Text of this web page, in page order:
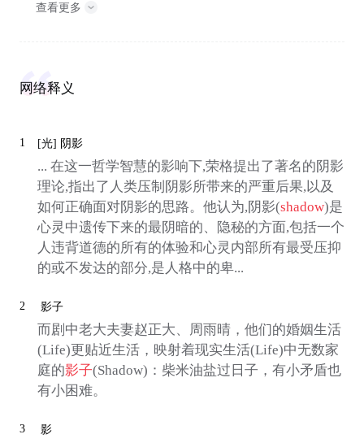
查看更多
网络释义
1 [光] 阴影
... 在这一哲学智慧的影响下,荣格提出了著名的阴影
理论,指出了人类压制阴影所带来的严重后果,以及
如何正确面对阴影的思路。他认为,阴影(shadow)是
心灵中遗传下来的最阴暗的、隐秘的方面,包括一个
人违背道德的所有的体验和心灵内部所有最受压抑
的或不发达的部分,是人格中的卑...
2 影子
而剧中老大夫妻赵正大、周雨晴，他们的婚姻生活
(Life)更贴近生活，映射着现实生活(Life)中无数家
庭的影子(Shadow)：柴米油盐过日子，有小矛盾也
有小困难。
3 影